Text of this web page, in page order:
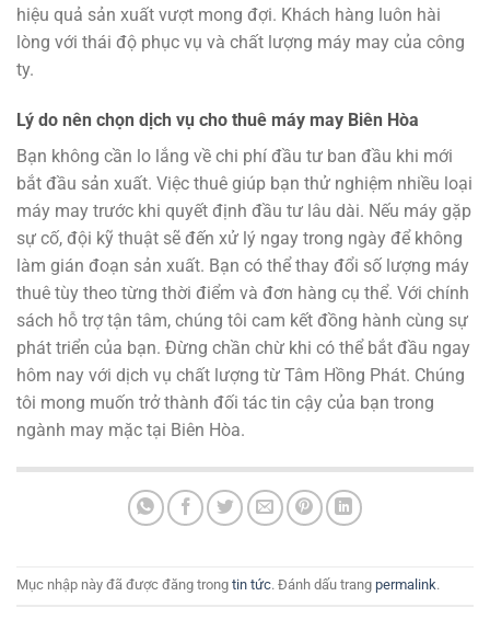
hiệu quả sản xuất vượt mong đợi. Khách hàng luôn hài
lòng với thái độ phục vụ và chất lượng máy may của công
ty.
Lý do nên chọn dịch vụ cho thuê máy may Biên Hòa
Bạn không cần lo lắng về chi phí đầu tư ban đầu khi mới
bắt đầu sản xuất. Việc thuê giúp bạn thử nghiệm nhiều loại
máy may trước khi quyết định đầu tư lâu dài. Nếu máy gặp
sự cố, đội kỹ thuật sẽ đến xử lý ngay trong ngày để không
làm gián đoạn sản xuất. Bạn có thể thay đổi số lượng máy
thuê tùy theo từng thời điểm và đơn hàng cụ thể. Với chính
sách hỗ trợ tận tâm, chúng tôi cam kết đồng hành cùng sự
phát triển của bạn. Đừng chần chừ khi có thể bắt đầu ngay
hôm nay với dịch vụ chất lượng từ Tâm Hồng Phát. Chúng
tôi mong muốn trở thành đối tác tin cậy của bạn trong
ngành may mặc tại Biên Hòa.
Mục nhập này đã được đăng trong tin tức. Đánh dấu trang permalink.